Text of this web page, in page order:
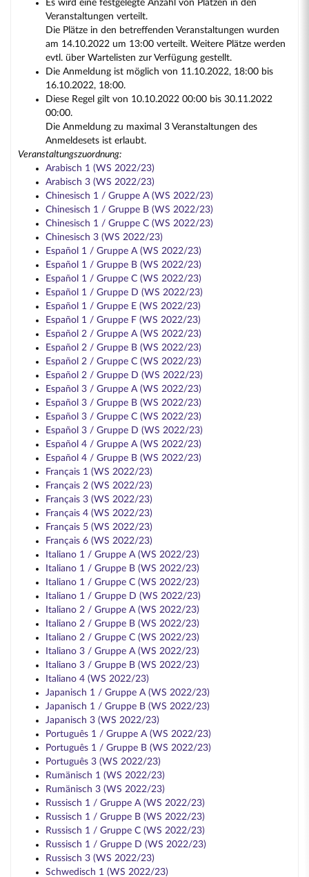
Es wird eine festgelegte Anzahl von Plätzen in den
Veranstaltungen verteilt.
Die Plätze in den betreffenden Veranstaltungen wurden
am 14.10.2022 um 13:00 verteilt. Weitere Plätze werden
evtl. über Wartelisten zur Verfügung gestellt.
Die Anmeldung ist möglich von 11.10.2022, 18:00 bis
16.10.2022, 18:00.
Diese Regel gilt von 10.10.2022 00:00 bis 30.11.2022
00:00.
Die Anmeldung zu maximal 3 Veranstaltungen des
Anmeldesets ist erlaubt.
Veranstaltungszuordnung:
Arabisch 1 (WS 2022/23)
Arabisch 3 (WS 2022/23)
Chinesisch 1 / Gruppe A (WS 2022/23)
Chinesisch 1 / Gruppe B (WS 2022/23)
Chinesisch 1 / Gruppe C (WS 2022/23)
Chinesisch 3 (WS 2022/23)
Español 1 / Gruppe A (WS 2022/23)
Español 1 / Gruppe B (WS 2022/23)
Español 1 / Gruppe C (WS 2022/23)
Español 1 / Gruppe D (WS 2022/23)
Español 1 / Gruppe E (WS 2022/23)
Español 1 / Gruppe F (WS 2022/23)
Español 2 / Gruppe A (WS 2022/23)
Español 2 / Gruppe B (WS 2022/23)
Español 2 / Gruppe C (WS 2022/23)
Español 2 / Gruppe D (WS 2022/23)
Español 3 / Gruppe A (WS 2022/23)
Español 3 / Gruppe B (WS 2022/23)
Español 3 / Gruppe C (WS 2022/23)
Español 3 / Gruppe D (WS 2022/23)
Español 4 / Gruppe A (WS 2022/23)
Español 4 / Gruppe B (WS 2022/23)
Français 1 (WS 2022/23)
Français 2 (WS 2022/23)
Français 3 (WS 2022/23)
Français 4 (WS 2022/23)
Français 5 (WS 2022/23)
Français 6 (WS 2022/23)
Italiano 1 / Gruppe A (WS 2022/23)
Italiano 1 / Gruppe B (WS 2022/23)
Italiano 1 / Gruppe C (WS 2022/23)
Italiano 1 / Gruppe D (WS 2022/23)
Italiano 2 / Gruppe A (WS 2022/23)
Italiano 2 / Gruppe B (WS 2022/23)
Italiano 2 / Gruppe C (WS 2022/23)
Italiano 3 / Gruppe A (WS 2022/23)
Italiano 3 / Gruppe B (WS 2022/23)
Italiano 4 (WS 2022/23)
Japanisch 1 / Gruppe A (WS 2022/23)
Japanisch 1 / Gruppe B (WS 2022/23)
Japanisch 3 (WS 2022/23)
Português 1 / Gruppe A (WS 2022/23)
Português 1 / Gruppe B (WS 2022/23)
Português 3 (WS 2022/23)
Rumänisch 1 (WS 2022/23)
Rumänisch 3 (WS 2022/23)
Russisch 1 / Gruppe A (WS 2022/23)
Russisch 1 / Gruppe B (WS 2022/23)
Russisch 1 / Gruppe C (WS 2022/23)
Russisch 1 / Gruppe D (WS 2022/23)
Russisch 3 (WS 2022/23)
Schwedisch 1 (WS 2022/23)